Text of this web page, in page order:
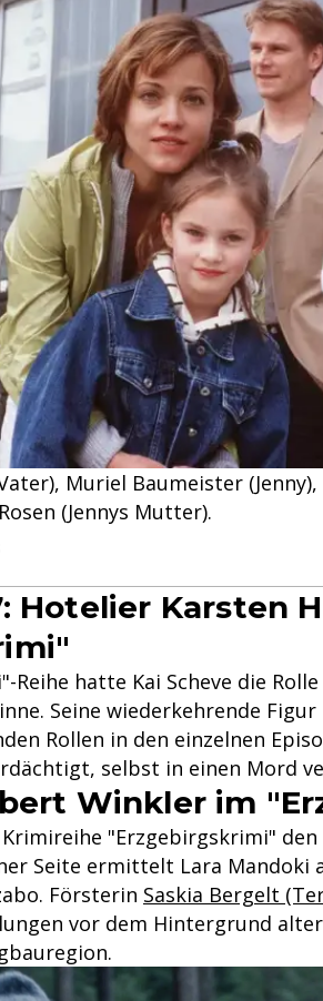
Muriel Baumeister (Jenny),
(Jennys Mutter).
Hotelier Karsten
Reihe hatte Kai Scheve die
Seine wiederkehrende
Rollen in den einzelnen
selbst in einen Mord
Winkler im
"Erzgebirgskrimi"
Seite ermittelt Lara Mandoki
Försterin Saskia Bergelt
vor dem Hintergrund alter